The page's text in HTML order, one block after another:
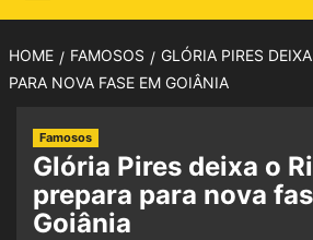
HOME FAMOSOS
GLÓRIA PIRES
PARA NOVA FASE EM GOIÂNIA
Famosos
Glória Pires deixa o
prepara para nova
Goiânia